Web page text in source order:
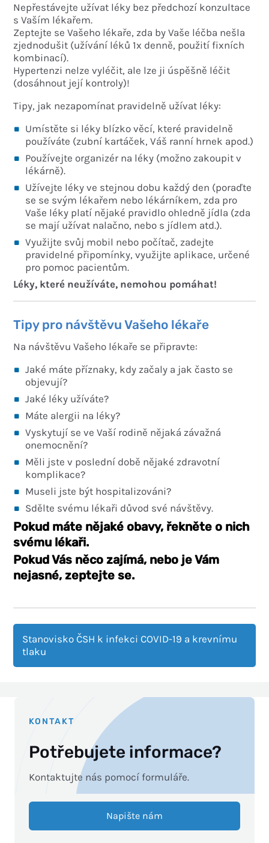
Nepřestávejte užívat léky bez předchozí konzultace
s Vaším lékařem.
Zeptejte se Vašeho lékaře, zda by Vaše léčba nešla
zjednodušit (užívání léků 1x denně, použití fixních
kombinací).
Hypertenzi nelze vyléčit, ale lze ji úspěšně léčit
(dosáhnout její kontroly)!
Tipy, jak nezapomínat pravidelně užívat léky:
Umístěte si léky blízko věcí, které pravidelně
používáte (zubní kartáček, Váš ranní hrnek apod.)
Používejte organizér na léky (možno zakoupit v
lékárně).
Užívejte léky ve stejnou dobu každý den (poraďte
se se svým lékařem nebo lékárníkem, zda pro
Vaše léky platí nějaké pravidlo ohledně jídla (zda
se mají užívat nalačno, nebo s jídlem atd.).
Využijte svůj mobil nebo počítač, zadejte
pravidelné připomínky, využijte aplikace, určené
pro pomoc pacientům.
Léky, které neužíváte, nemohou pomáhat!
Tipy pro návštěvu Vašeho lékaře
Na návštěvu Vašeho lékaře se připravte:
Jaké máte příznaky, kdy začaly a jak často se
objevují?
Jaké léky užíváte?
Máte alergii na léky?
Vyskytují se ve Vaší rodině nějaká závažná
onemocnění?
Měli jste v poslední době nějaké zdravotní
komplikace?
Museli jste být hospitalizováni?
Sdělte svému lékaři důvod své návštěvy.
Pokud máte nějaké obavy, řekněte o nich
svému lékaři.
Pokud Vás něco zajímá, nebo je Vám
nejasné, zeptejte se.
Stanovisko ČSH k infekci COVID-19 a krevnímu
tlaku
KONTAKT
Potřebujete informace?
Kontaktujte nás pomocí formuláře.
Napište nám